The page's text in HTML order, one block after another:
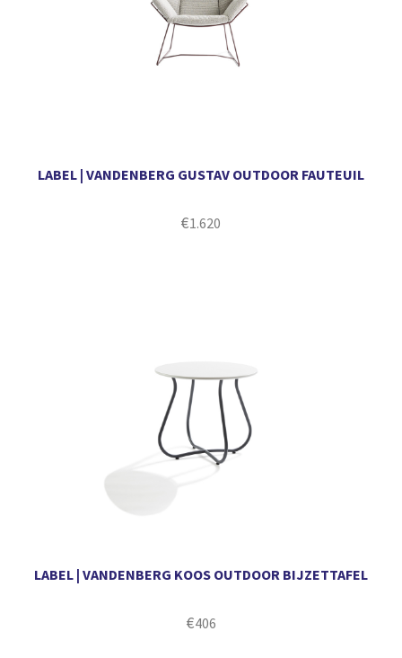
LABEL | VANDENBERG GUSTAV OUTDOOR FAUTEUIL
€1.620
LABEL | VANDENBERG KOOS OUTDOOR BIJZETTAFEL
€406